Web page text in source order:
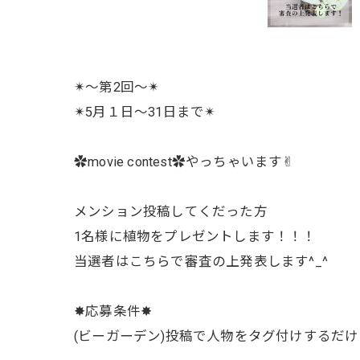
✴︎〜第2回〜✴︎
✴︎5月１日〜31日まで✴︎
✿movie contest✿やっちゃいます✌︎
メンション投稿してくだった方
1名様に植物をプレゼントします！！！
当選者はこちらで審査の上発表します^_^
✸応募条件✸
(ビーガーデン)投稿で人物をタグ付けするだ